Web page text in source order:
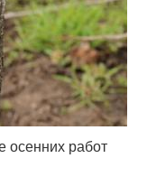
осенних работ